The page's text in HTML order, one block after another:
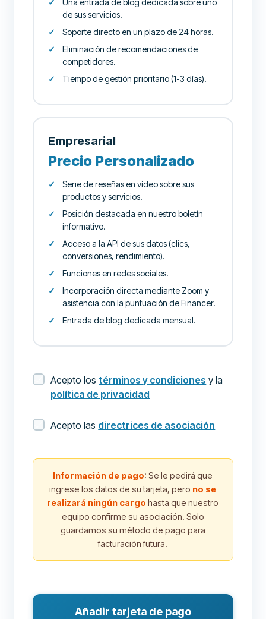
Una entrada de blog dedicada sobre uno
de sus servicios.
Soporte directo en un plazo de 24 horas.
Eliminación de recomendaciones de
competidores.
Tiempo de gestión prioritario (1-3 días).
Empresarial
Precio Personalizado
Serie de reseñas en vídeo sobre sus
productos y servicios.
Posición destacada en nuestro boletín
informativo.
Acceso a la API de sus datos (clics,
conversiones, rendimiento).
Funciones en redes sociales.
Incorporación directa mediante Zoom y
asistencia con la puntuación de Financer.
Entrada de blog dedicada mensual.
Acepto lostérminos y condiciones y la
política de privacidad
Acepto las directrices de asociación
Información de pago: Se le pedirá que
ingrese los datos de su tarjeta, pero no se
realizará ningún cargo hasta que nuestro
equipo confirme su asociación. Solo
guardamos su método de pago para
facturación futura.
Añadir tarjeta de pago